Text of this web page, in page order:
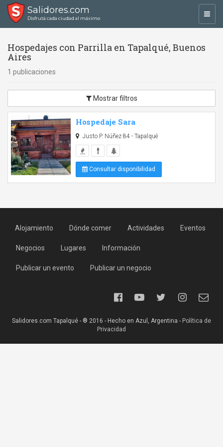
Salidores.com
Disfrutá cada ciudad al máximo
Hospedajes con Parrilla en Tapalqué, Buenos
Aires
1 publicaciones
Mostrar filtros
Hospedaje Sara
Justo P. Núñez 84 - Tapalqué
Consultar disponibilidad
Alojamiento Dónde comer Actividades Eventos
Negocios Lugares Información
Publicar un evento Publicar un negocio
Salidores.com Tapalqué - ® 2016 - Hecho en Azul, Argentina - Política de
Privacidad